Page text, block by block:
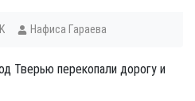
Нафиса Гараева